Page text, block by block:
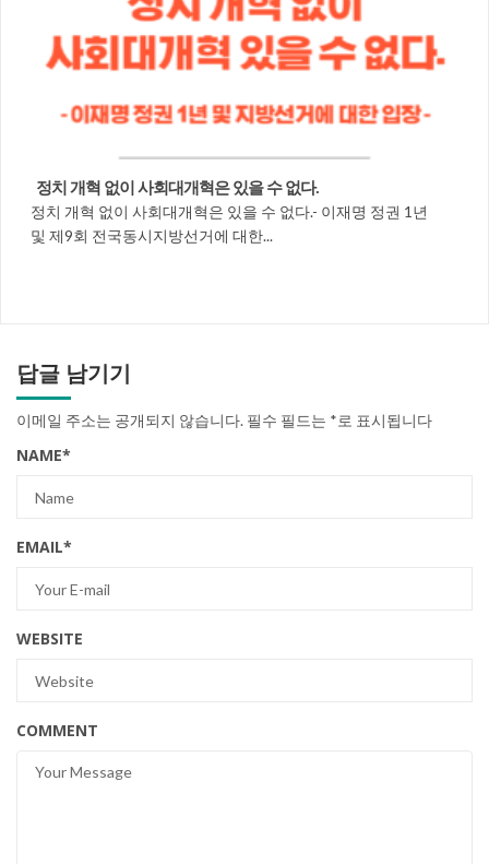
정치 개혁 없이 사회대개혁은 있을 수 없다.
정치 개혁 없이 사회대개혁은 있을 수 없다.- 이재명 정권 1년
및 제9회 전국동시지방선거에 대한...
답글 남기기
이메일 주소는 공개되지 않습니다. 필수 필드는 *로 표시됩니다
NAME*
EMAIL*
WEBSITE
COMMENT